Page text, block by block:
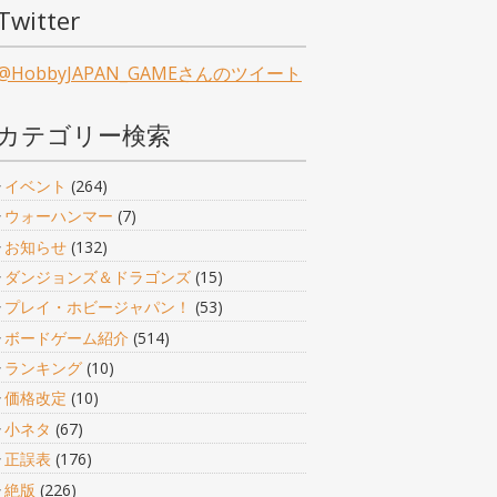
さんのツイート
テゴリー検索
イベント (264)
ウォーハンマー (7)
お知らせ(132)
ダンジョンズ＆ドラゴンズ(15)
プレイ・ホビージャパン！ (53)
ボードゲーム紹介 (514)
ランキング(10)
価格改定 (10)
小ネタ (67)
正誤表 (176)
絶版 (226)